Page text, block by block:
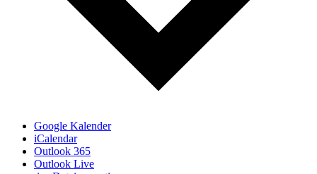
Google Kalender
iCalendar
Outlook 365
Outlook Live